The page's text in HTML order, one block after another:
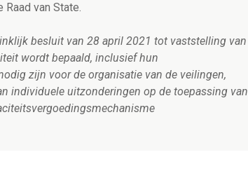
van State.
besluit van 28 april 2021 tot vaststelling van
wordt bepaald, inclusief hun
zijn voor de organisatie van de veilingen,
individuele uitzonderingen op de toepassing van